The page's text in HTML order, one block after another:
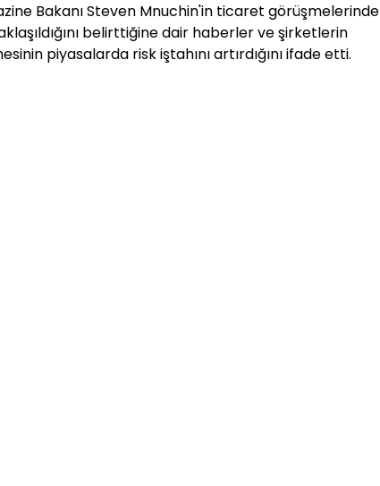
Bakanı Steven Mnuchin'in ticaret görüşmelerinde
belirttiğine dair haberler ve şirketlerin
piyasalarda risk iştahını artırdığını ifade etti.